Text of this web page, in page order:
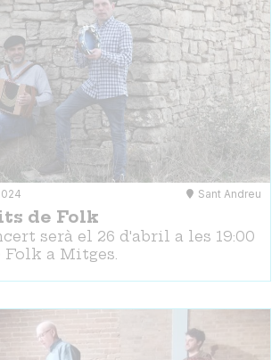
Sant Andreu
de Folk
serà el 26 d'abril a les 19:00
Folk a Mitges.